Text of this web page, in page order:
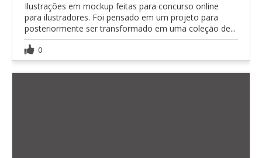
Ilustrações em mockup feitas para concurso online
para ilustradores. Foi pensado em um projeto para
posteriormente ser transformado em uma coleção de...
0